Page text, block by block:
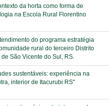
da horta como forma de
na Escola Rural Florentino
do programa estratégia
rural do terceiro Distrito
São Vicente do Sul, RS.
sustentáveis: experiência na
interior de Itacurubi RS"